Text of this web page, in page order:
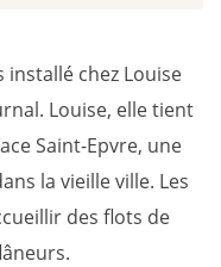
installé chez Louise
Louise, elle tient
Saint-Epvre, une
la vieille ville. Les
des flots de